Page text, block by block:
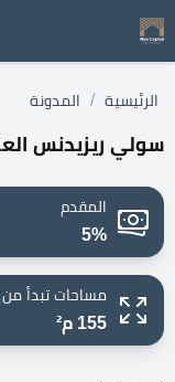
الرئيسية / المدونة
سولي ريزيدنس
المقدم
5%
مساحات تبدأ من
155 م²